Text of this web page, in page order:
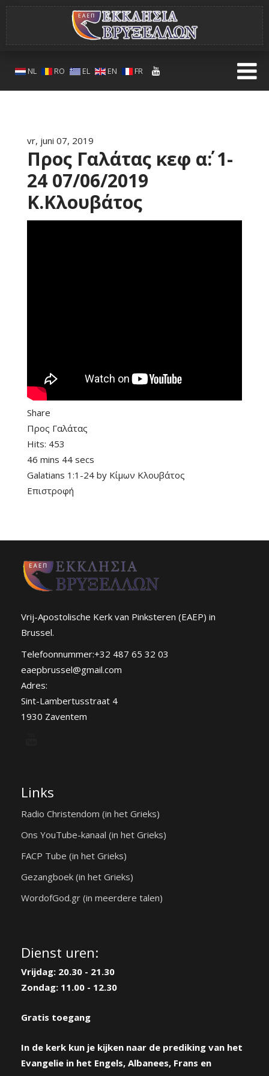
NL RO EL EN FR
vr, juni 07, 2019
Προς Γαλάτας κεφ α΄: 1-
24 07/06/2019
Κ.Κλουβάτος
Share
Προς Γαλάτας
Hits: 453
46 mins 44 secs
Galatians 1:1-24 by Κίμων Κλουβάτος
Επιστροφή
Vrij-Apostolische Kerk van Pinksteren (EAEP) in
Brussel.
Telefoonnummer:+32 487 65 32 03
eaepbrussel@gmail.com
Adres:
Sint-Lambertusstraat 4
1930 Zaventem
Links
Radio Christendom (in het Grieks)
Ons YouTube-kanaal (in het Grieks)
FACP Tube (in het Grieks)
Gezangboek (in het Grieks)
WordofGod.gr (in meerdere talen)
Dienst uren:
Vrijdag: 20.30 - 21.30
Zondag: 11.00 - 12.30
Gratis toegang
In de kerk kun je kijken naar de prediking van het
Evangelie in het Engels, Albanees, Frans en